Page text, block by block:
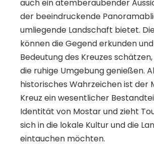
auch ein atemberaubender
der beeindruckende
umliegende Landschaft bietet.
können die Gegend erkunden
Bedeutung des Kreuzes
die ruhige Umgebung genießen.
historisches Wahrzeichen ist der
Kreuz ein wesentlicher
Identität von Mostar und zieht
sich in die lokale Kultur und die
eintauchen möchten.